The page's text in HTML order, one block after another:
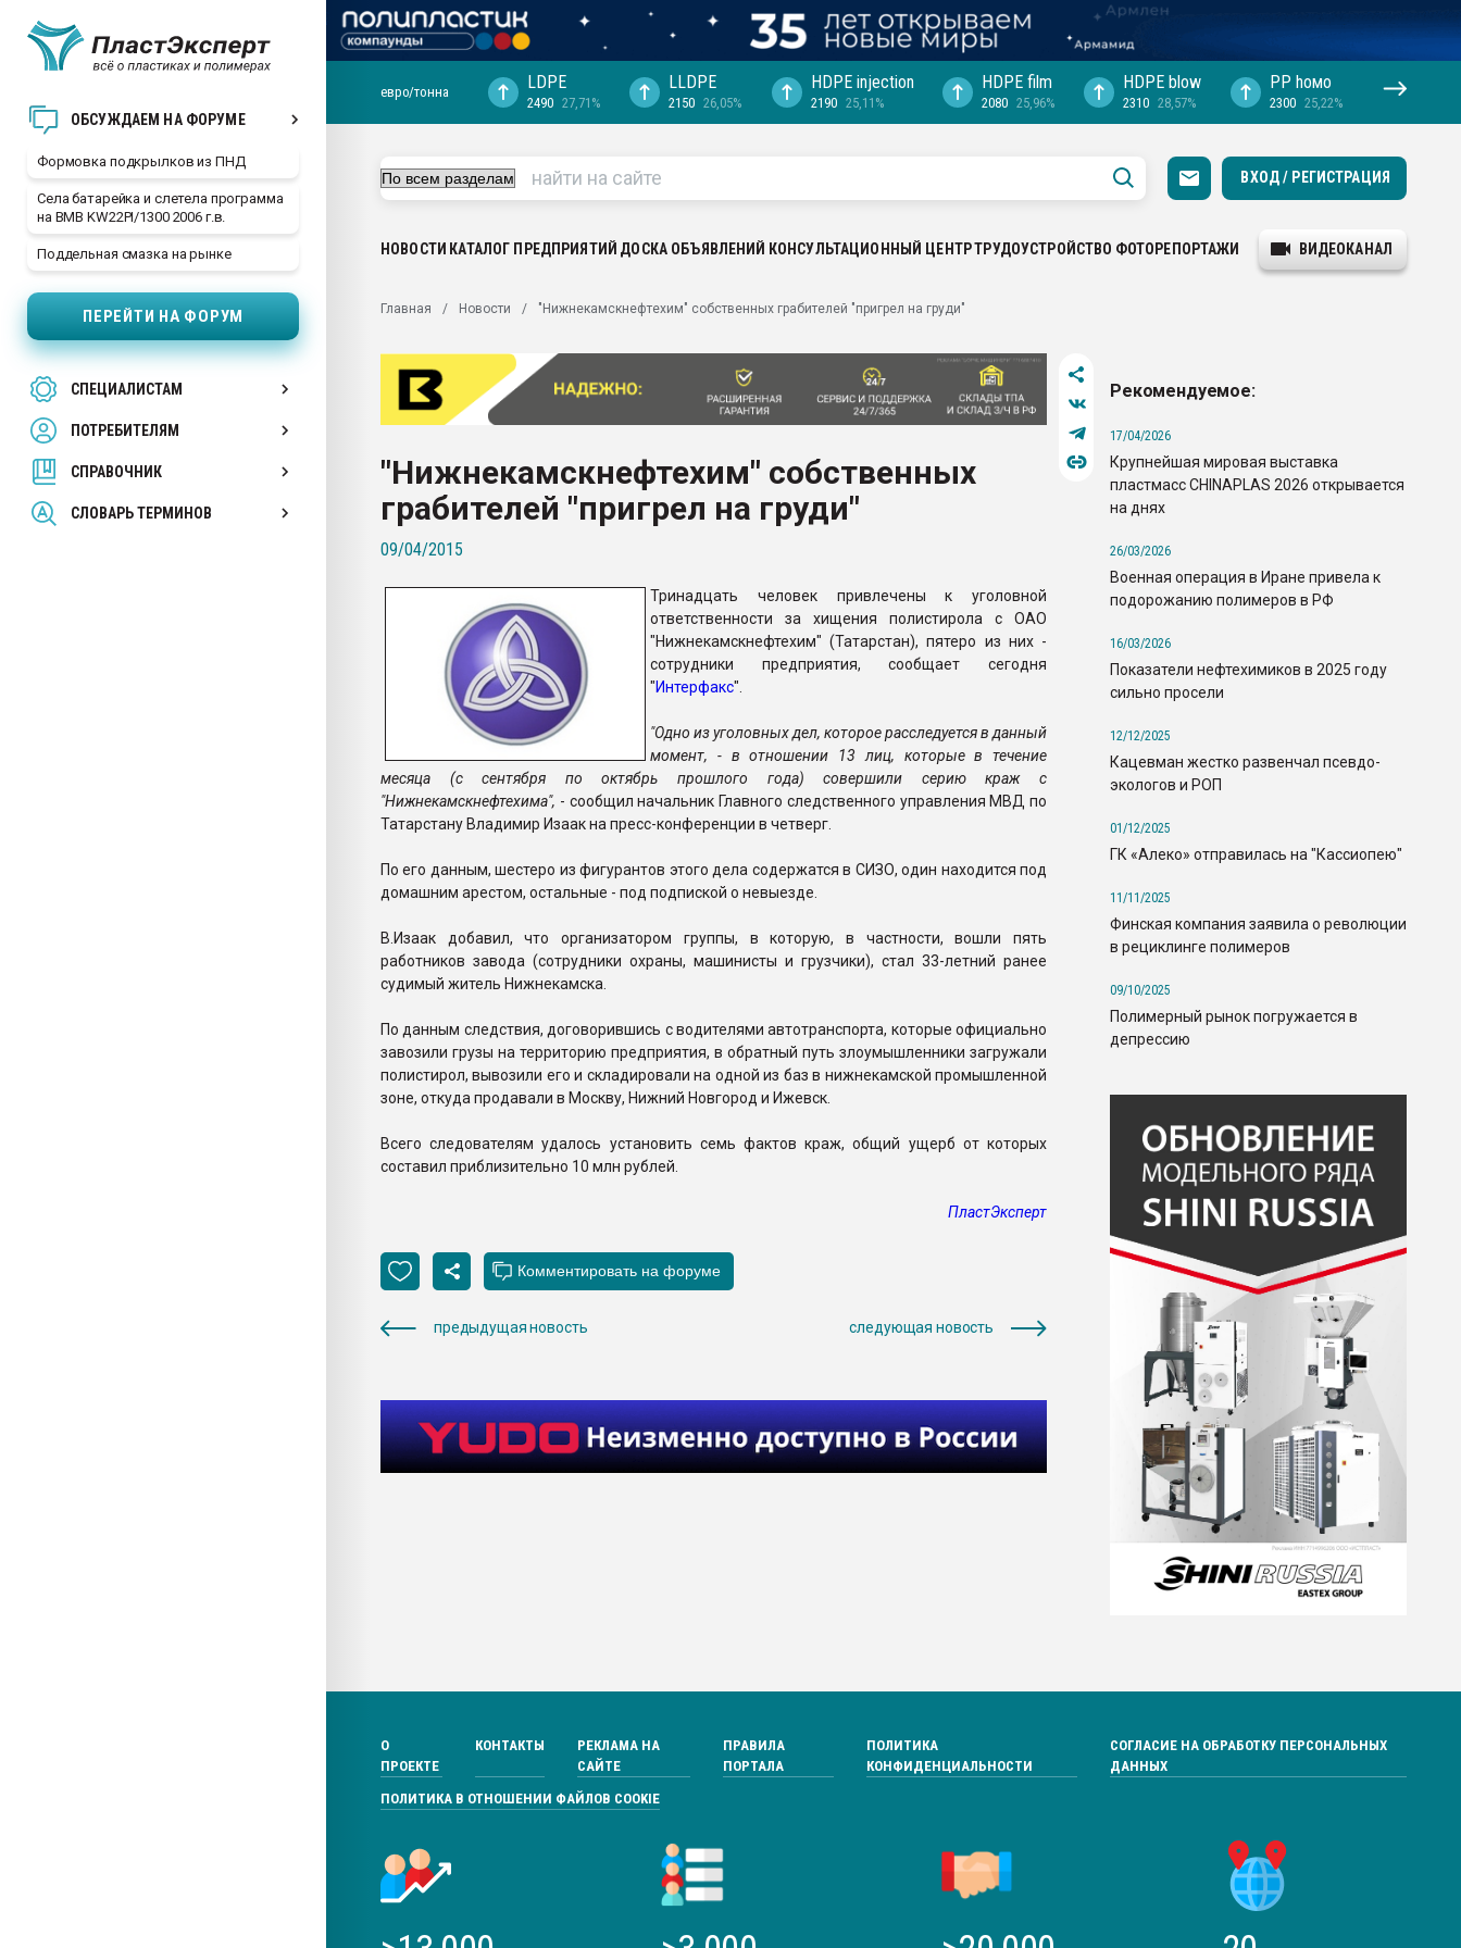
ОБСУЖДАЕМ НА ФОРУМЕ
Формовка подкрылков из ПНД
Села батарейка и слетела программа
на BMB KW22PI/1300 2006 г.в.
Поддельная смазка на рынке
ПЕРЕЙТИ НА ФОРУМ
СПЕЦИАЛИСТАМ
ПОТРЕБИТЕЛЯМ
СПРАВОЧНИК
СЛОВАРЬ ТЕРМИНОВ
29.07.2026 ФРП помог "Ижевскому
Вакуум-формовочные машины:
28.07.2026 Автоматизация выходит на
первый план в переработке
пластмасс
ситуацией на строительном рынке
Всё, что касается выдува ПЭТ
бутылок
ПЕРЕЙТИ НА ФОРУМ
евро/тонна LDPE
2490 27,71%
LLDPE
2150 26,05%
HDPE injection
2190 25,11%
HDPE film
2080 25,96%
HDPE blow
2310 28,57%
PP hомо
2300 25,22%
ВХОД / РЕГИСТРАЦИЯ
НОВОСТИ КАТАЛОГ ПРЕДПРИЯТИЙ ДОСКА ОБЪЯВЛЕНИЙ КОНСУЛЬТАЦИОННЫЙ ЦЕНТРТРУДОУСТРОЙСТВО ФОТОРЕПОРТАЖИ ВИДЕОКАНАЛ
Главная Новости "Нижнекамскнефтехим" собственных грабителей "пригрел на груди"
"Нижнекамскнефтехим" собственных
грабителей "пригрел на груди"
09/04/2015
Тринадцать человек привлечены к уголовной
ответственности за хищения полистирола с ОАО
"Нижнекамскнефтехим" (Татарстан), пятеро из них -
сотрудники предприятия, сообщает сегодня
"Интерфакс".
"Одно из уголовных дел, которое расследуется в данный
момент, - в отношении 13 лиц, которые в течение
месяца (с сентября по октябрь прошлого года) совершили серию краж с
"Нижнекамскнефтехима", - сообщил начальник Главного следственного управления МВД по
Татарстану Владимир Изаак на пресс-конференции в четверг.
По его данным, шестеро из фигурантов этого дела содержатся в СИЗО, один находится под
домашним арестом, остальные - под подпиской о невыезде.
В.Изаак добавил, что организатором группы, в которую, в частности, вошли пять
работников завода (сотрудники охраны, машинисты и грузчики), стал 33-летний ранее
судимый житель Нижнекамска.
По данным следствия, договорившись с водителями автотранспорта, которые официально
завозили грузы на территорию предприятия, в обратный путь злоумышленники загружали
полистирол, вывозили его и складировали на одной из баз в нижнекамской промышленной
зоне, откуда продавали в Москву, Нижний Новгород и Ижевск.
Всего следователям удалось установить семь фактов краж, общий ущерб от которых
составил приблизительно 10 млн рублей.
ПластЭксперт
предыдущая новость следующая новость
Рекомендуемое:
17/04/2026
Крупнейшая мировая выставка
пластмасс CHINAPLAS 2026 открывается
на днях
26/03/2026
Военная операция в Иране привела к
подорожанию полимеров в РФ
16/03/2026
Показатели нефтехимиков в 2025 году
сильно просели
12/12/2025
Кацевман жестко развенчал псевдо-
экологов и РОП
01/12/2025
ГК «Алеко» отправилась на "Кассиопею"
11/11/2025
Финская компания заявила о революции
в рециклинге полимеров
09/10/2025
Полимерный рынок погружается в
депрессию
О
ПРОЕКТЕ
КОНТАКТЫ
РЕКЛАМА НА
САЙТЕ
ПРАВИЛА
ПОРТАЛА
ПОЛИТИКА
КОНФИДЕНЦИАЛЬНОСТИ
СОГЛАСИЕ НА ОБРАБОТКУ ПЕРСОНАЛЬНЫХ
ДАННЫХ
ПОЛИТИКА В ОТНОШЕНИИ ФАЙЛОВ COOKIE